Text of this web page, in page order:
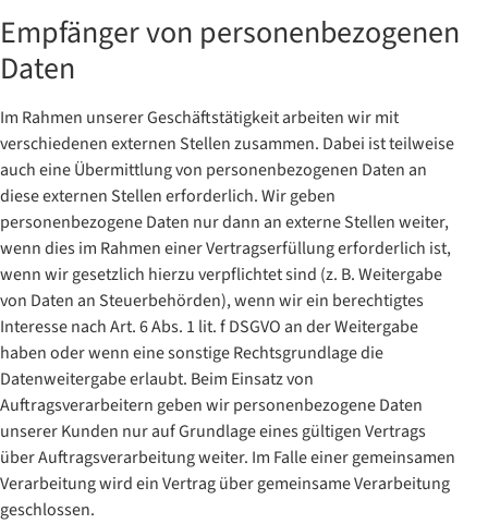
Empfänger von personenbezogenen
Daten
Im Rahmen unserer Geschäftstätigkeit arbeiten wir mit
verschiedenen externen Stellen zusammen. Dabei ist teilweise
auch eine Übermittlung von personenbezogenen Daten an
diese externen Stellen erforderlich. Wir geben
personenbezogene Daten nur dann an externe Stellen weiter,
wenn dies im Rahmen einer Vertragserfüllung erforderlich ist,
wenn wir gesetzlich hierzu verpflichtet sind (z. B. Weitergabe
von Daten an Steuerbehörden), wenn wir ein berechtigtes
Interesse nach Art. 6 Abs. 1 lit. f DSGVO an der Weitergabe
haben oder wenn eine sonstige Rechtsgrundlage die
Datenweitergabe erlaubt. Beim Einsatz von
Auftragsverarbeitern geben wir personenbezogene Daten
unserer Kunden nur auf Grundlage eines gültigen Vertrags
über Auftragsverarbeitung weiter. Im Falle einer gemeinsamen
Verarbeitung wird ein Vertrag über gemeinsame Verarbeitung
geschlossen.